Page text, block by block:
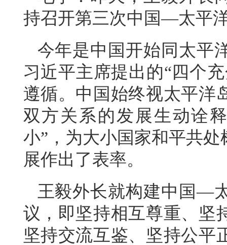
持召开第三次中国—太平
今年是中国开始同太平
习近平主席提出的“四个
遵循。中国始终视太平洋
双方关系的发展生动诠
小”，为大小国家和平共
展作出了表率。
王毅外长就构建中国—
议，即坚持相互尊重、坚
坚持交流互鉴、坚持公平